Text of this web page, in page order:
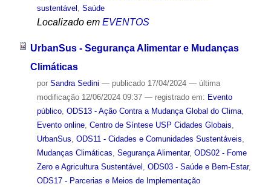
sustentável , Saúde
Localizado em EVENTOS
UrbanSus - Segurança Alimentar e Mudanças
Climáticas
por Sandra Sedini — publicado17/04/2024 — última
modificação12/06/2024 09:37 — registrado em: Evento
público, ODS13 - Ação Contra a Mudança Global do Clima,
Evento online, Centro de Síntese USP Cidades Globais
UrbanSus ODS11 - Cidades e Comunidades Sustentáveis
Mudanças Climáticas Segurança Alimentar, ODS02 - Fome
Zero e Agricultura Sustentável ODS03 - Saúde e Bem-Estar,
ODS17 - Parcerias e Meios de Implementação